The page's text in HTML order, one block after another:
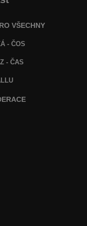
VŠECHNY
- ČOS
- ČAS